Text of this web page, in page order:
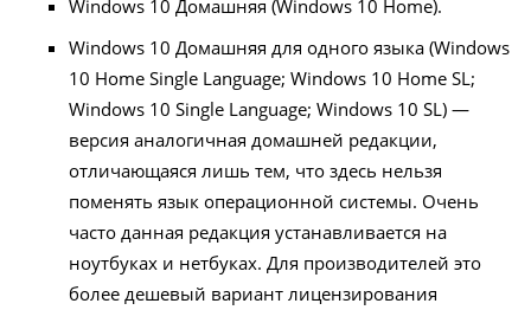
Windows 10 Домашняя (Windows 10 Home).
Windows 10 Домашняя для одного языка (Windows
10 Home Single Language; Windows 10 Home SL;
Windows 10 Single Language; Windows 10 SL) —
версия аналогичная домашней редакции,
отличающаяся лишь тем, что здесь нельзя
поменять язык операционной системы. Очень
часто данная редакция устанавливается на
ноутбуках и нетбуках. Для производителей это
более дешевый вариант лицензирования